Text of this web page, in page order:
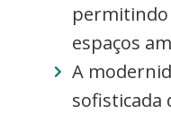
permitindo
espaços
A
sofisticada